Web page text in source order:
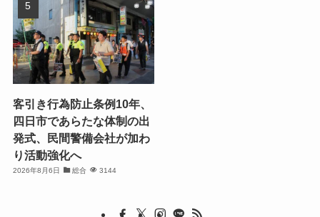
客引き行為防止条例10年、
四日市であらたな体制の出
発式、民間警備会社が加わ
り活動強化へ
2026年8月6日 総合 3144